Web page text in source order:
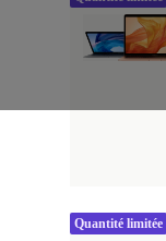
Quantité limitée